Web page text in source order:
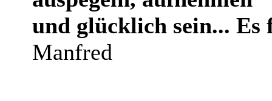
und glücklich sein...
Manfred